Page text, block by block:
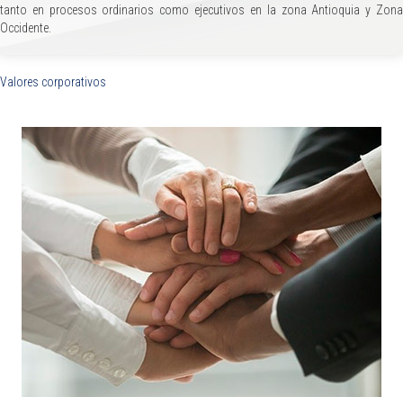
tanto en procesos ordinarios como ejecutivos en la zona Antioquia y Zona
Occidente.
Valores corporativos